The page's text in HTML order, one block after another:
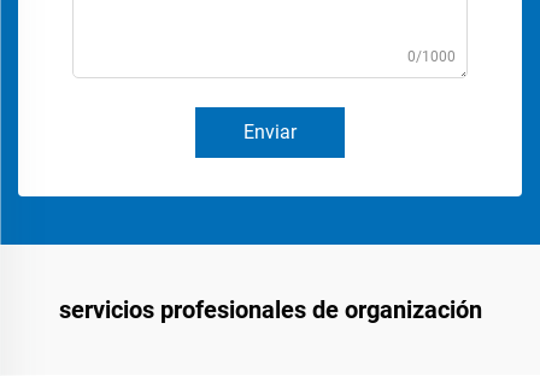
0/1000
Enviar
servicios profesionales de organización